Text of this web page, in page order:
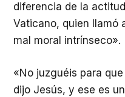
diferencia de la
Vaticano, quien llamó
mal moral intrínseco».
«No juzguéis para
dijo Jesús, y ese es